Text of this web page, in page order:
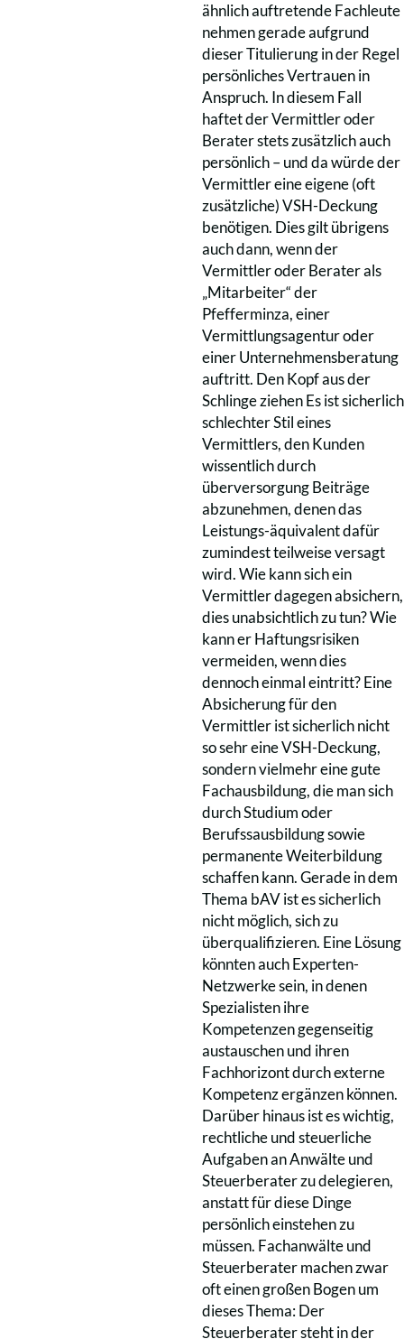
ähnlich auftretende Fachleute
nehmen gerade aufgrund
dieser Titulierung in der Regel
persönliches Vertrauen in
Anspruch. In diesem Fall
haftet der Vermittler oder
Berater stets zusätzlich auch
persönlich – und da würde der
Vermittler eine eigene (oft
zusätzliche) VSH-Deckung
benötigen. Dies gilt übrigens
auch dann, wenn der
Vermittler oder Berater als
„Mitarbeiter“ der
Pfefferminza, einer
Vermittlungsagentur oder
einer Unternehmensberatung
auftritt. Den Kopf aus der
Schlinge ziehen Es ist sicherlich
schlechter Stil eines
Vermittlers, den Kunden
wissentlich durch
überversorgung Beiträge
abzunehmen, denen das
Leistungs-äquivalent dafür
zumindest teilweise versagt
wird. Wie kann sich ein
Vermittler dagegen absichern,
dies unabsichtlich zu tun? Wie
kann er Haftungsrisiken
vermeiden, wenn dies
dennoch einmal eintritt? Eine
Absicherung für den
Vermittler ist sicherlich nicht
so sehr eine VSH-Deckung,
sondern vielmehr eine gute
Fachausbildung, die man sich
durch Studium oder
Berufssausbildung sowie
permanente Weiterbildung
schaffen kann. Gerade in dem
Thema bAV ist es sicherlich
nicht möglich, sich zu
überqualifizieren. Eine Lösung
könnten auch Experten-
Netzwerke sein, in denen
Spezialisten ihre
Kompetenzen gegenseitig
austauschen und ihren
Fachhorizont durch externe
Kompetenz ergänzen können.
Darüber hinaus ist es wichtig,
rechtliche und steuerliche
Aufgaben an Anwälte und
Steuerberater zu delegieren,
anstatt für diese Dinge
persönlich einstehen zu
müssen. Fachanwälte und
Steuerberater machen zwar
oft einen großen Bogen um
dieses Thema: Der
Steuerberater steht in der